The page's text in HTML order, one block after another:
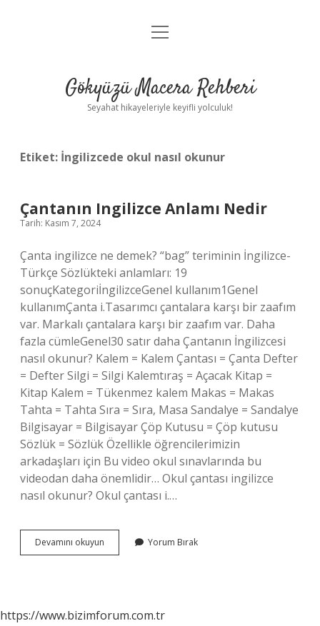
Anasayfa
Yasal Uyarı
menüyü
Gökyüzü Macera Rehberi
Seyahat hikayeleriyle keyifli yolculuk!
Etiket: İngilizcede okul nasıl okunur
Çantanın Ingilizce Anlamı Nedir
Tarih: Kasım 7, 2024
Çanta ingilizce ne demek? “bag” teriminin İngilizce-
Türkçe Sözlükteki anlamları: 19
sonuçKategoriİngilizceGenel kullanım1Genel
kullanımÇanta i.Tasarımcı çantalara karşı bir zaafım
var. Markalı çantalara karşı bir zaafım var. Daha
fazla cümleGenel30 satır daha Çantanın İngilizcesi
nasıl okunur? Kalem = Kalem Çantası = Çanta Defter
= Defter Silgi = Silgi Kalemtıraş = Açacak Kitap =
Kitap Kalem = Tükenmez kalem Makas = Makas
Tahta = Tahta Sıra = Sıra, Masa Sandalye = Sandalye
Bilgisayar = Bilgisayar Çöp Kutusu = Çöp kutusu
Sözlük = Sözlük Özellikle öğrencilerimizin
arkadaşları için Bu video okul sınavlarında bu
videodan daha önemlidir… Okul çantası ingilizce
nasıl okunur? Okul çantası i.…
Devamını okuyun Çantanın
Ingilizce
Yorum Bırak
https://www.bizimforum.com.tr